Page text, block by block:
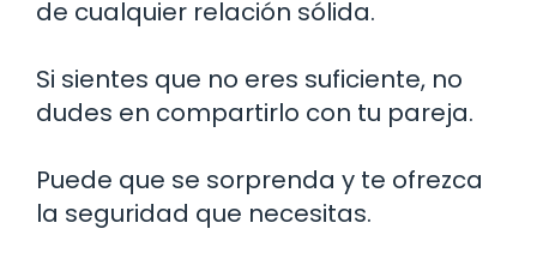
de cualquier relación sólida.
Si sientes que no eres suficiente, no
dudes en compartirlo con tu pareja.
Puede que se sorprenda y te ofrezca
la seguridad que necesitas.